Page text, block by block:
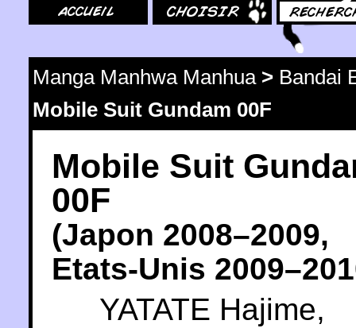
Manga Manhwa Manhua> Bandai
Mobile Suit Gundam 00F
Mobile Suit
00F
(Japon 2008–2009,
Etats-Unis 2009
YATATE Hajime,